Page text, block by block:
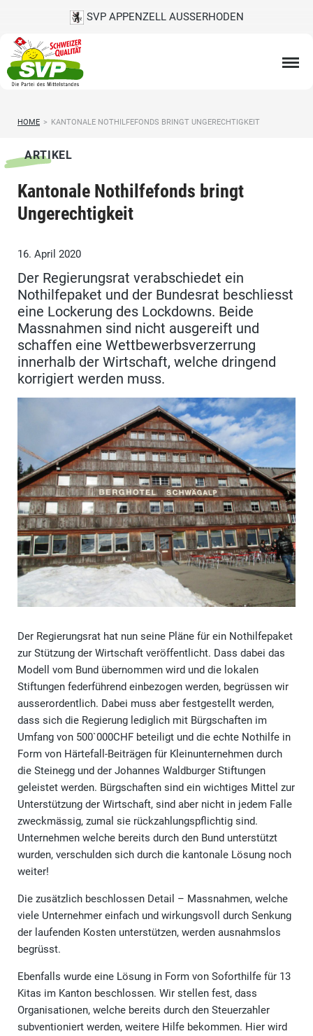
SVP APPENZELL AUSSERHODEN
HOME > KANTONALE NOTHILFEFONDS BRINGT UNGERECHTIGKEIT
ARTIKEL
Kantonale Nothilfefonds bringt
Ungerechtigkeit
16. April 2020
Der Regierungsrat verabschiedet ein
Nothilfepaket und der Bundesrat beschliesst
eine Lockerung des Lockdowns. Beide
Massnahmen sind nicht ausgereift und
schaffen eine Wettbewerbsverzerrung
innerhalb der Wirtschaft, welche dringend
korrigiert werden muss.
Der Regierungsrat hat nun seine Pläne für ein Nothilfepaket
zur Stützung der Wirtschaft veröffentlicht. Dass dabei das
Modell vom Bund übernommen wird und die lokalen
Stiftungen federführend einbezogen werden, begrüssen wir
ausserordentlich. Dabei muss aber festgestellt werden,
dass sich die Regierung lediglich mit Bürgschaften im
Umfang von 500`000CHF beteiligt und die echte Nothilfe in
Form von Härtefall-Beiträgen für Kleinunternehmen durch
die Steinegg und der Johannes Waldburger Stiftungen
geleistet werden. Bürgschaften sind ein wichtiges Mittel zur
Unterstützung der Wirtschaft, sind aber nicht in jedem Falle
zweckmässig, zumal sie rückzahlungspflichtig sind.
Unternehmen welche bereits durch den Bund unterstützt
wurden, verschulden sich durch die kantonale Lösung noch
weiter!
Die zusätzlich beschlossen Detail – Massnahmen, welche
viele Unternehmer einfach und wirkungsvoll durch Senkung
der laufenden Kosten unterstützen, werden ausnahmslos
begrüsst.
Ebenfalls wurde eine Lösung in Form von Soforthilfe für 13
Kitas im Kanton beschlossen. Wir stellen fest, dass
Organisationen, welche bereits durch den Steuerzahler
subventioniert werden, weitere Hilfe bekommen. Hier wird